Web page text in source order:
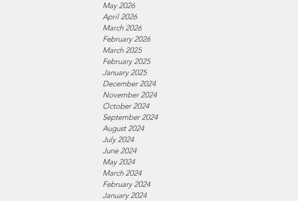
May 2026
April 2026
March 2026
February 2026
March 2025
February 2025
January 2025
December 2024
November 2024
October 2024
September 2024
August 2024
July 2024
June 2024
May 2024
March 2024
February 2024
January 2024